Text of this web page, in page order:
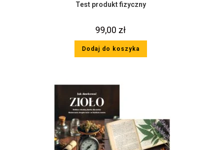
Test produkt fizyczny
99,00 zł
Dodaj do koszyka